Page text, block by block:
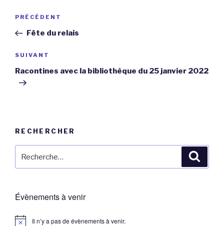
Navigation
l’article
Article
précédent
PRÉCÉDENT
Fête du relais
Article
suivant
SUIVANT
Racontines avec la bibliothèque du 25 janvier 2022
RECHERCHER
pour
Évènements à venir
Il n’y a pas de évènements à venir.